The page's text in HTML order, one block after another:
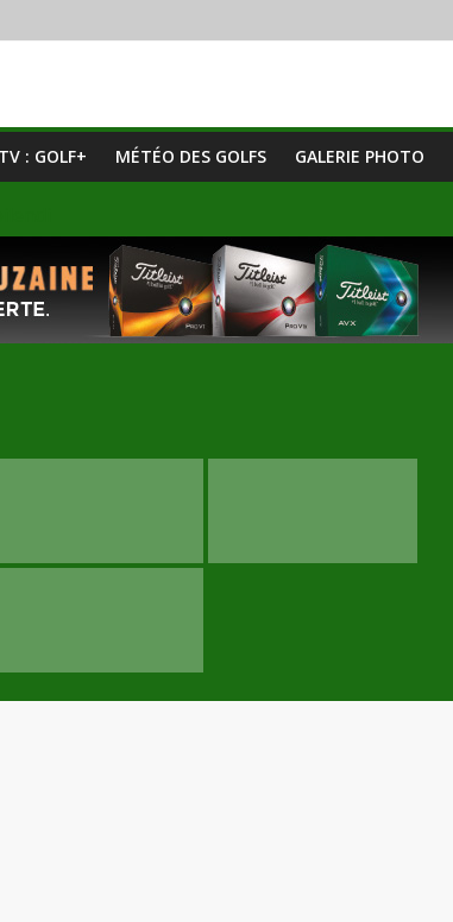
TV : GOLF+ MÉTÉO DES GOLFS GALERIE PHOTO